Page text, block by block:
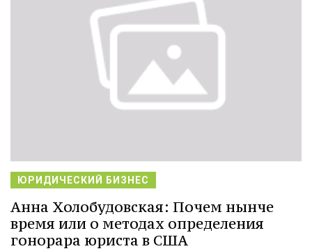
ЮРИДИЧЕСКИЙ БИЗНЕС
Анна Холобудовская: Почем нынче
время или о методах определения
гонорара юриста в США